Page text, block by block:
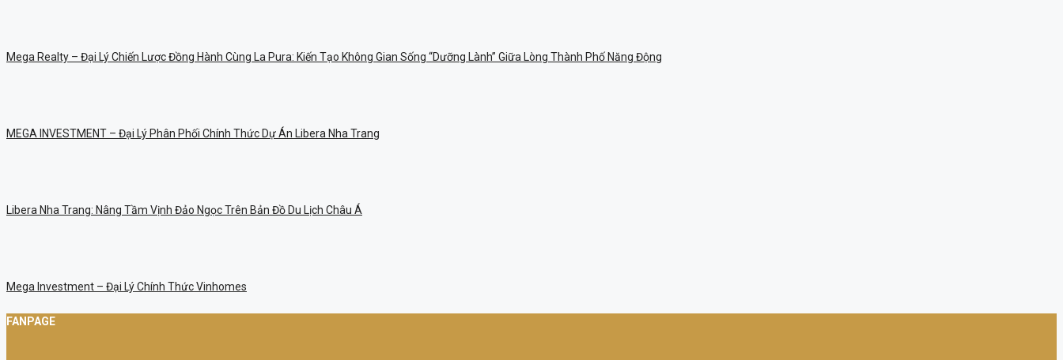
Mega Realty – Đại Lý Chiến Lược Đồng Hành Cùng La Pura: Kiến Tạo Không Gian Sống “dưỡng Lành” Giữa Lòng Thành Phố Năng Động
MEGA INVESTMENT – Đại Lý Phân Phối Chính Thức Dự Án Libera Nha Trang
Libera Nha Trang: Nâng Tầm Vịnh Đảo Ngọc Trên Bản Đồ Du Lịch Châu Á
Mega Investment – Đại Lý Chính Thức Vinhomes
FANPAGE